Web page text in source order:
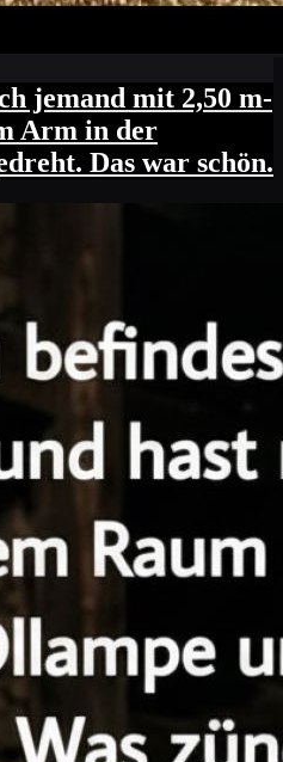
jemand mit 2,50 m-
Arm in der
Das war schön.